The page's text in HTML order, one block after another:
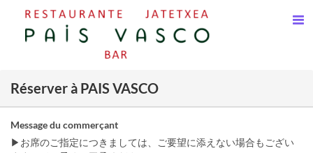
Réserver à PAIS VASCO
Message du commerçant
▶お席のご指定につきましては、ご要望に添えない場合もござい